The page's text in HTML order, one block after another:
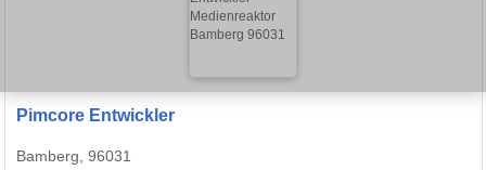
Pimcore Entwickler
Bamberg, 96031